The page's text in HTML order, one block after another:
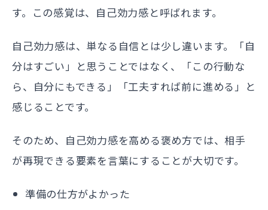
す。この感覚は、自己効力感と呼ばれます。
自己効力感は、単なる自信とは少し違います。「自
分はすごい」と思うことではなく、「この行動な
ら、自分にもできる」「工夫すれば前に進める」と
感じることです。
そのため、自己効力感を高める褒め方では、相手
が再現できる要素を言葉にすることが大切です。
準備の仕方がよかった